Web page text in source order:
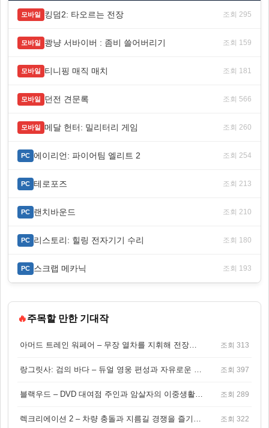
모바일 킹덤2: 타오르는 전장 조회 295
모바일 쾅냥 서바이버 : 좀비 쓸어버리기 조회 159
모바일 티니핑 매직 매치 조회 181
모바일 던전 견문록 조회 566
모바일 메달 헌터: 밀리터리 게임 조회 260
PC 에이리언: 파이어팀 엘리트 2 조회 254
PC 테로포즈 조회 213
PC 랜치바운드 조회 210
PC 리스토리: 힐링 전자기기 수리 조회 180
PC 스크랩 메카닉 조회 193
🔥주목할 만한 기대작
아머드 트레인 워페어 – 무장 열차를 지휘해 전장을 돌파하는 생존 전투 게임 조회 313
랑그릿사: 검의 바다 – 듀얼 영웅 편성과 자유로운 탐험을 결합한 판타지 전략 RPG 조회 397
블랙우드 – DVD 대여점 주인과 암살자의 이중생활을 그린 3인칭 액션 스릴러 게임 조회 289
렉크리에이션 2 – 차량 충돌과 지름길 경쟁을 즐기는 오픈월드 아케이드 레이싱 게임 조회 322